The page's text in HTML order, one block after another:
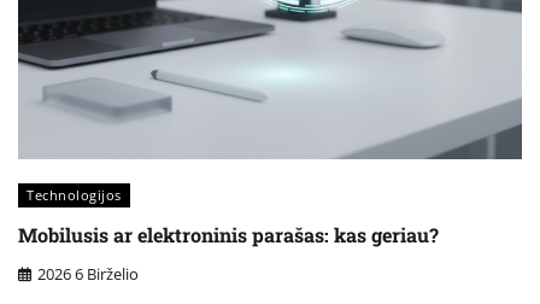
Technologijos
Mobilusis ar elektroninis parašas: kas geriau?
2026 6 Birželio